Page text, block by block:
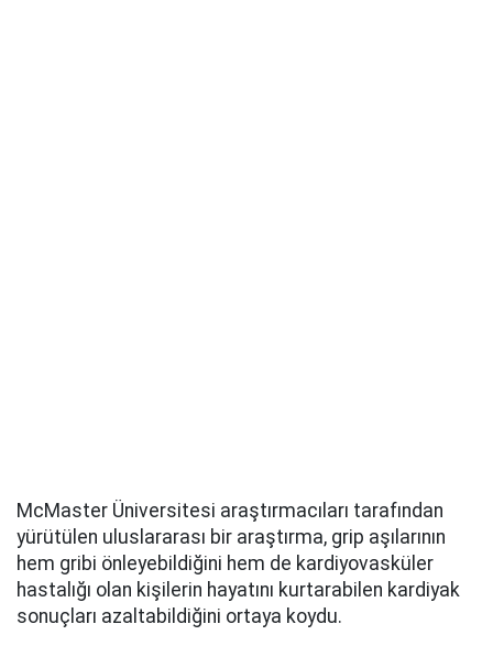
McMaster Üniversitesi araştırmacıları tarafından
yürütülen uluslararası bir araştırma, grip aşılarının
hem gribi önleyebildiğini hem de kardiyovasküler
hastalığı olan kişilerin hayatını kurtarabilen kardiyak
sonuçları azaltabildiğini ortaya koydu.